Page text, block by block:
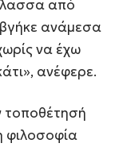
από
ανάμεσα
να έχω
ανέφερε.
τοποθέτησή
φιλοσοφία